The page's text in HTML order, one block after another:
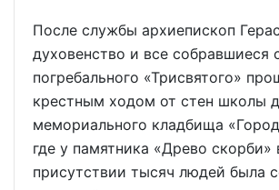
После службы архиепископ
духовенство и все собравшиеся
погребального «Трисвятого»
крестным ходом от стен школы
мемориального кладбища
где у памятника «Древо скорби»
присутствии тысяч людей была